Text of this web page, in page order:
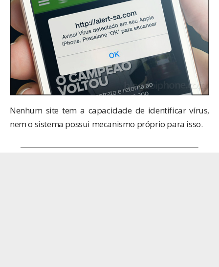
Nenhum site tem a capacidade de identificar vírus,
nem o sistema possui mecanismo próprio para isso.